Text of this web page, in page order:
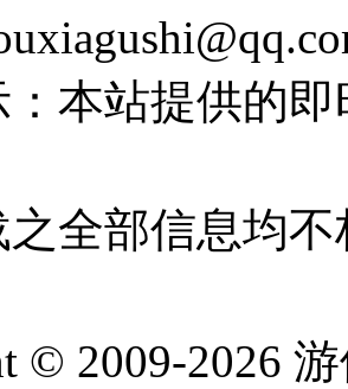
本站提供的
全部信息均
© 2009-2026